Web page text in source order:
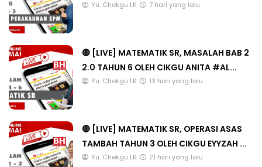
Yu. Chekgu LK 7 hari yang lalu
🔴 [LIVE] MATEMATIK SR, MASALAH BAB 2
2.0 TAHUN 6 OLEH CIKGU ANITA #AL...
Yu. Chekgu LK 13 hari yang lalu
🔴 [LIVE] MATEMATIK SR, OPERASI ASAS
TAMBAH TAHUN 3 OLEH CIKGU EYYZAH ...
Yu. Chekgu LK 21 hari yang lalu